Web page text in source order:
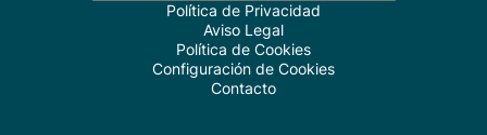
Política de Privacidad
Aviso Legal
Política de Cookies
Configuración de Cookies
Contacto